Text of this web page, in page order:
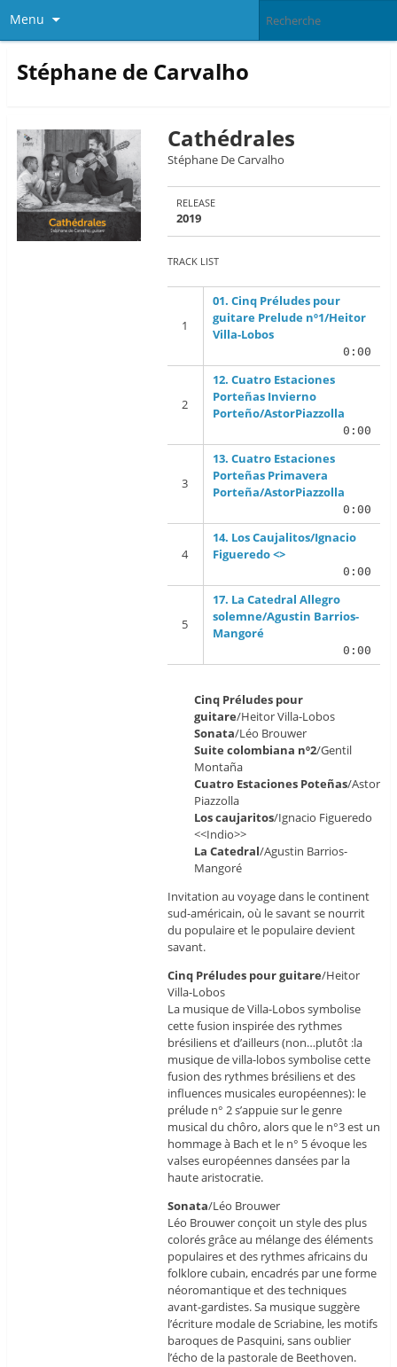
Menu
Stéphane de Carvalho
Cathédrales
Stéphane De Carvalho
RELEASE
2019
TRACK LIST
01. Cinq Préludes pour
guitare Prelude nº1/Heitor
Villa-Lobos
0:00
12. Cuatro Estaciones
Porteñas Invierno
Porteño/AstorPiazzolla
0:00
13. Cuatro Estaciones
Porteñas Primavera
Porteña/AstorPiazzolla
0:00
14. Los Caujalitos/Ignacio
Figueredo <>
0:00
17. La Catedral Allegro
solemne/Agustin Barrios-
Mangoré
0:00
Cinq Préludes pour
guitare/Heitor Villa-Lobos
Sonata/Léo Brouwer
Suite colombiana nº2/Gentil
Montaña
Cuatro Estaciones Poteñas/Astor
Piazzolla
Los caujaritos/Ignacio Figueredo
<<Indio>>
La Catedral/Agustin Barrios-
Mangoré
Invitation au voyage dans le continent
sud-américain, où le savant se nourrit
du populaire et le populaire devient
savant.
Cinq Préludes pour guitare/Heitor
Villa-Lobos
La musique de Villa-Lobos symbolise
cette fusion inspirée des rythmes
brésiliens et d’ailleurs (non…plutôt :la
musique de villa-lobos symbolise cette
fusion des rythmes brésiliens et des
influences musicales européennes): le
prélude n° 2 s’appuie sur le genre
musical du chôro, alors que le n°3 est un
hommage à Bach et le n° 5 évoque les
valses européennes dansées par la
haute aristocratie.
Sonata/Léo Brouwer
Léo Brouwer conçoit un style des plus
colorés grâce au mélange des éléments
populaires et des rythmes africains du
folklore cubain, encadrés par une forme
néoromantique et des techniques
avant-gardistes. Sa musique suggère
l’écriture modale de Scriabine, les motifs
baroques de Pasquini, sans oublier
l’écho de la pastorale de Beethoven.